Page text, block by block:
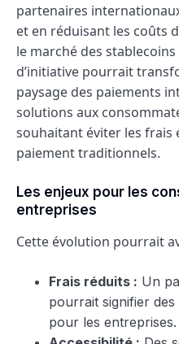
partenaires
et en réduisant les coûts
le marché des
d’initiative pourrait
paysage des paiements
solutions aux
souhaitant éviter les frais
paiement traditionnels.
Les enjeux pour les
entreprises
Cette évolution pourrait
Frais réduits : Un
pourrait signifier
pour les entreprises.